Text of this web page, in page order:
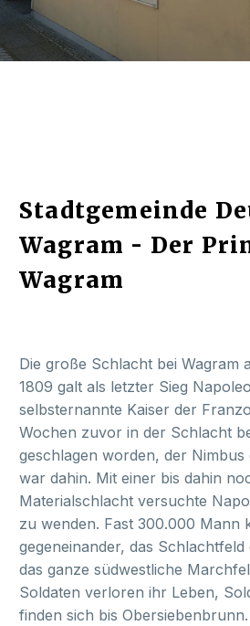
Stadtgemeinde
Wagram - Der
Wagram
Die große Schlacht bei Wagram
1809 galt als letzter Sieg
selbsternannte Kaiser der
Wochen zuvor in der Schlacht
geschlagen worden, der
war dahin. Mit einer bis dahin
Materialschlacht versuchte
zu wenden. Fast 300.000 Mann
gegeneinander, das
das ganze südwestliche
Soldaten verloren ihr Leben,
finden sich bis Obersiebenbrunn.